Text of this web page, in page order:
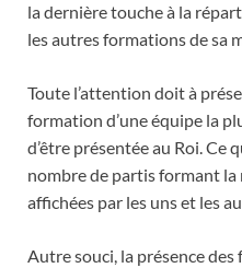
la dernière touche à la
les autres formations de sa
Toute l’attention doit à
formation d’une équipe la
d’être présentée au Roi. Ce
nombre de partis formant
affichées par les uns et les
Autre souci, la présence des